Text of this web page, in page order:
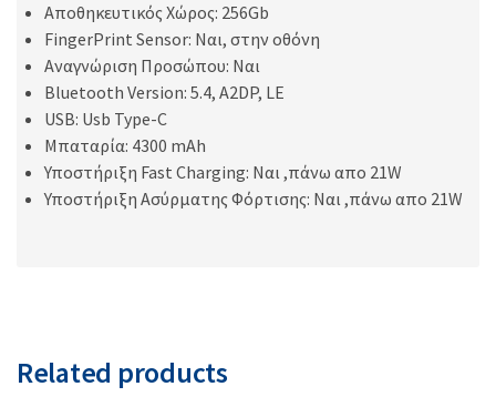
Aποθηκευτικός Χώρος: 256Gb
FingerPrint Sensor: Ναι, στην οθόνη
Αναγνώριση Προσώπου: Ναι
Bluetooth Version: 5.4, A2DP, LE
USB: Usb Type-C
Μπαταρία: 4300 mAh
Υποστήριξη Fast Charging: Ναι ,πάνω απο 21W
Υποστήριξη Ασύρματης Φόρτισης: Ναι ,πάνω απο 21W
Related products